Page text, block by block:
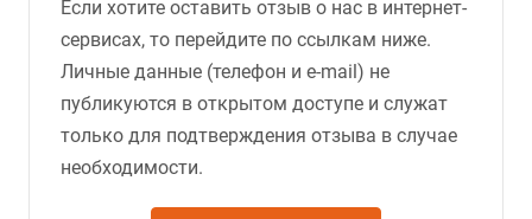
Если хотите оставить отзыв о нас в интернет-
сервисах, то перейдите по ссылкам ниже.
Личные данные (телефон и e-mail) не
публикуются в открытом доступе и служат
только для подтверждения отзыва в случае
необходимости.